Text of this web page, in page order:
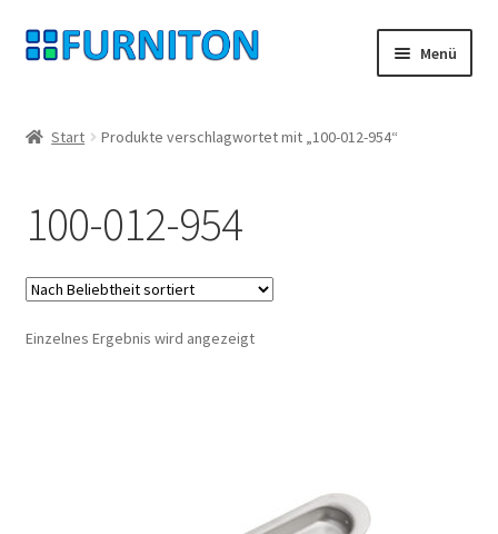
Zur
Navigation
Zum
Inhalt
Menü
Datenschutz
Widerrufsrecht
Kontakt
Start Produkte verschlagwortet mit „100-012-954“
100-012-954
Einzelnes Ergebnis wird angezeigt